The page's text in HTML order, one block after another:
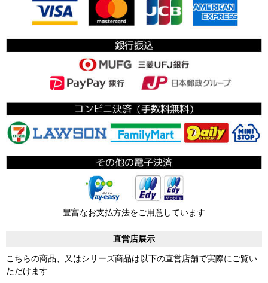
豊富なお支払方法をご用意しています
直営店展示
こちらの商品、又はシリーズ商品は以下の直営店舗で実際にご覧い
ただけます